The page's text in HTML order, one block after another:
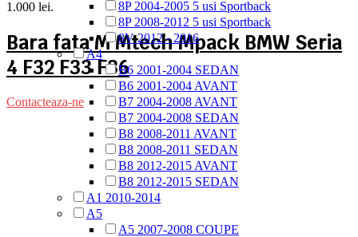
1.000 lei.
Bara fata M Mtech Mpack BMW Seria
4 F32 F33 F36
Contacteaza-ne
8P 2004-2005 5 usi Sportback
8P 2008-2012 5 usi Sportback
8V 2012 - 2016
A4
B6 2001-2004 SEDAN
B6 2001-2004 AVANT
B7 2004-2008 AVANT
B7 2004-2008 SEDAN
B8 2008-2011 AVANT
B8 2008-2011 SEDAN
B8 2012-2015 AVANT
B8 2012-2015 SEDAN
A1 2010-2014
A5
A5 2007-2008 COUPE